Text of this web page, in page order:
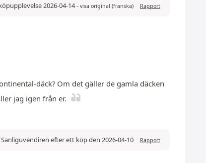
2026-04-14- visa original (franska) Rapport
däck? Om det gäller de gamla däcken
jag igen från er.
efter ett köp den 2026-04-10 Rapport